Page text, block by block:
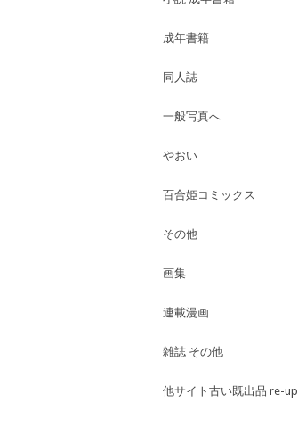
成年書籍
同人誌
一般写真へ
やおい
百合姫コミックス
その他
画集
連載漫画
雑誌 その他
他サイト古い既出品 re-up